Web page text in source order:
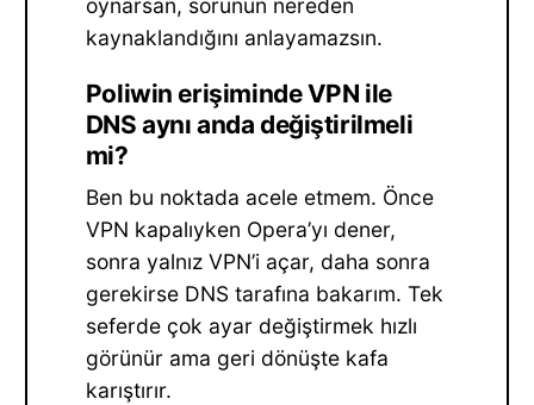
kaynaklandığını anlayamazsın.
Poliwin erişiminde VPN ile
DNS aynı anda değiştirilmeli
mi?
Ben bu noktada acele etmem. Önce
VPN kapalıyken Opera’yı dener,
sonra yalnız VPN’i açar, daha sonra
gerekirse DNS tarafına bakarım. Tek
seferde çok ayar değiştirmek hızlı
görünür ama geri dönüşte kafa
karıştırır.